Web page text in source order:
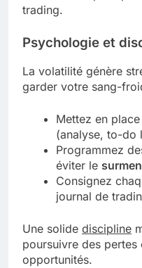
trading.
Psychologie et
La volatilité génère
garder votre sang-
Mettez en
(analyse, to-do
Programmez
éviter le
Consignez
journal de
Une solide discipline
poursuivre des pertes
opportunités.